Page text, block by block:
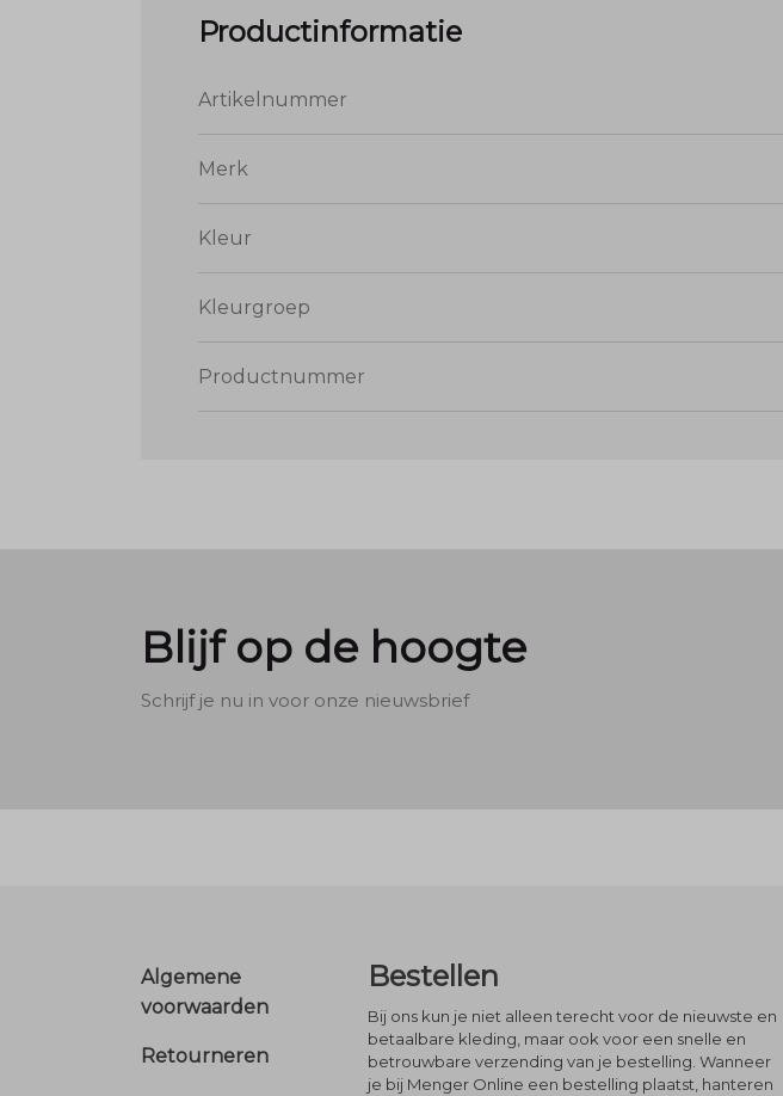
Productinformatie
Artikelnummer
Merk
Kleur
Kleurgroep
Productnummer
Blijf op de hoogte
Schrijf je nu in voor onze nieuwsbrief
Footer
Algemene
voorwaarden
Retourneren
Bestellen
Bij ons kun je niet alleen terecht voor de nieuwste en
betaalbare kleding, maar ook voor een snelle en
betrouwbare verzending van je bestelling. Wanneer
je bij Menger Online een bestelling plaatst, hanteren